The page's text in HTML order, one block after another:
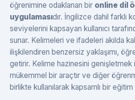
öğrenimine odaklanan bir online dil
uygulamasıdır. İngilizce dahil farklı
seviyelerini kapsayan kullanıcı
sunar. Kelimeleri ve ifadeleri akılda
ilişkilendiren benzersiz yaklaşımı,
getirir. Kelime hazinesini
mükemmel bir araçtır ve diğer
birlikte kullanılarak kapsamlı bir eğitim